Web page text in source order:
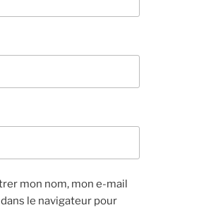
mon nom, mon e-mail
le navigateur pour